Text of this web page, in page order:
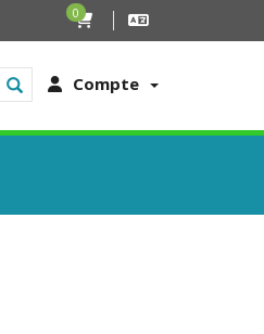
0
Compte